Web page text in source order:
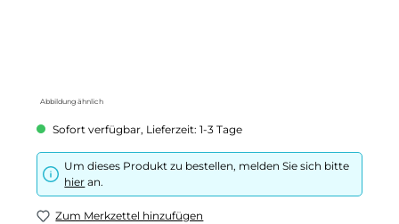
Abbildung ähnlich
Sofort verfügbar, Lieferzeit: 1-3 Tage
Um dieses Produkt zu bestellen, melden Sie sich bitte
hier an.
Zum Merkzettel hinzufügen